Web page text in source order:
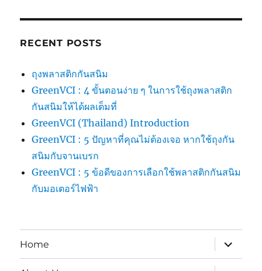
RECENT POSTS
ถุงพลาสติกกันสนิม
GreenVCI : 4 ขั้นตอนง่าย ๆ ในการใช้ถุงพลาสติก
กันสนิมให้ได้ผลเต็มที่
GreenVCI (Thailand) Introduction
GreenVCI : 5 ปัญหาที่คุณไม่ต้องเจอ หากใช้ถุงกัน
สนิมกับจานเบรก
GreenVCI : 5 ข้อดีของการเลือกใช้พลาสติกกันสนิม
กับมอเตอร์ไฟฟ้า
Home
expand
child
menu